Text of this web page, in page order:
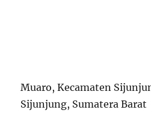
Muaro, Kecamaten
Sijunjung, Sumatera Barat